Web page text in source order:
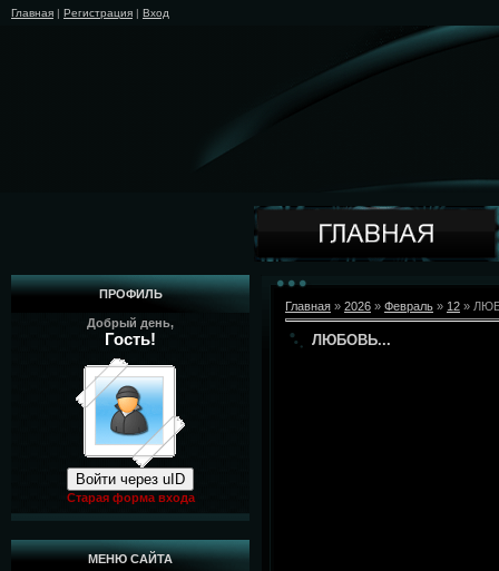
Главная | Регистрация | Вход
ПРОФИЛЬ
Добрый день,
Гость!
Войти через uID
Старая форма входа
МЕНЮ САЙТА
Главная » 2026 » Февраль » 12 »
ЛЮБОВЬ...